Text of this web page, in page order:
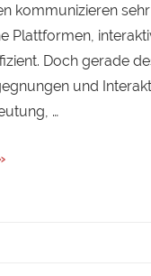
kommunizieren
Plattformen,
Doch gerade
und
…